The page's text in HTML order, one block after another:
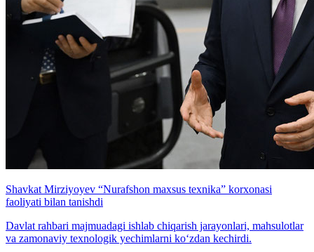
Shavkat Mirziyoyev “Nurafshon maxsus texnika” korxonasi
faoliyati bilan tanishdi
Davlat rahbari majmuadagi ishlab chiqarish jarayonlari, mahsulotlar
va zamonaviy texnologik yechimlarni ko‘zdan kechirdi.